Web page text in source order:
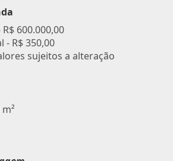
R$ 600.000,00
- R$ 350,00
sujeitos a alteração